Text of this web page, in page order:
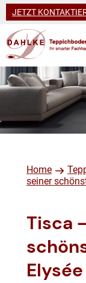
JETZT
Home
seiner
Tisca
Elysée